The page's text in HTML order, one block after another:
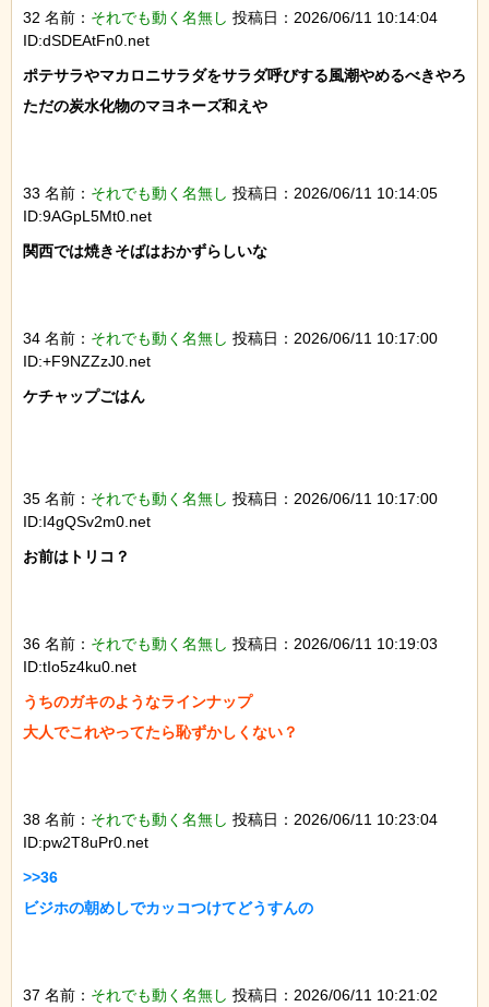
32 名前： それでも動く名無し 投稿日：2026/06/11 10:14:04
ID:dSDEAtFn0.net
ポテサラやマカロニサラダをサラダ呼びする風潮やめるべきやろ
ただの炭水化物のマヨネーズ和えや
33 名前： それでも動く名無し 投稿日：2026/06/11 10:14:05
ID:9AGpL5Mt0.net
関西では焼きそばはおかずらしいな
34 名前： それでも動く名無し 投稿日：2026/06/11 10:17:00
ID:+F9NZZzJ0.net
ケチャップごはん
35 名前： それでも動く名無し 投稿日：2026/06/11 10:17:00
ID:I4gQSv2m0.net
お前はトリコ？
36 名前： それでも動く名無し 投稿日：2026/06/11 10:19:03
ID:tIo5z4ku0.net
うちのガキのようなラインナップ
大人でこれやってたら恥ずかしくない？
38 名前： それでも動く名無し 投稿日：2026/06/11 10:23:04
ID:pw2T8uPr0.net
>>36
ビジホの朝めしでカッコつけてどうすんの
37 名前： それでも動く名無し 投稿日：2026/06/11 10:21:02